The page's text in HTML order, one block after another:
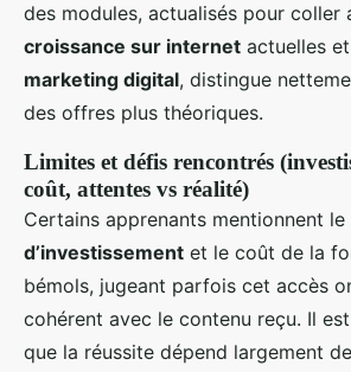
des modules, actualisés pour coller
croissance sur internet actuelles et
marketing digital, distingue
des offres plus théoriques.
Limites et défis rencontrés
coût, attentes vs réalité)
Certains apprenants mentionnent le
d’investissement et le coût de la
bémols, jugeant parfois cet accès
cohérent avec le contenu reçu. Il
que la réussite dépend largement